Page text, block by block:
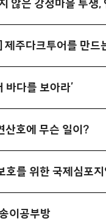
않은 강정마을 투쟁,
주다크투어를 만드
다를 보아라’
산호에 무슨 일이?
를 위한 국제심포
이공부방